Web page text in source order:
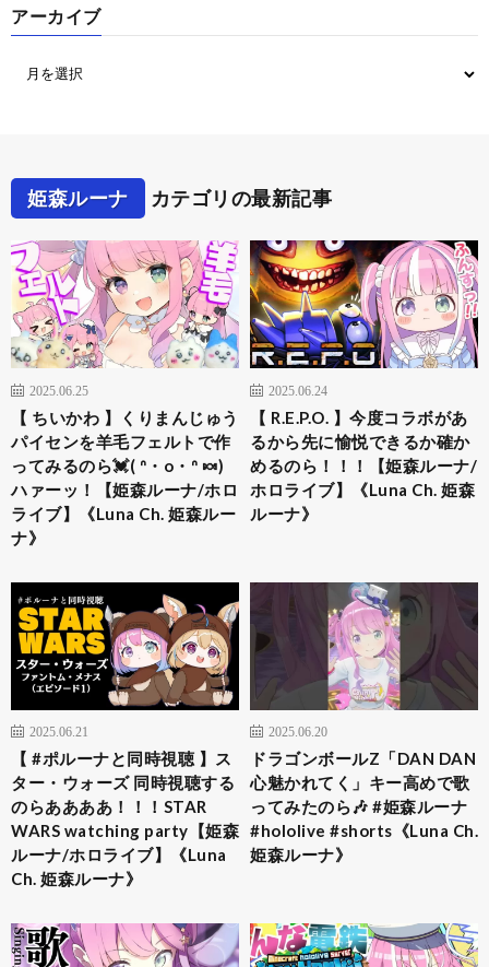
アーカイブ
姫森ルーナ カテゴリの最新記事
2025.06.25
【 ちいかわ 】くりまんじゅう
パイセンを羊毛フェルトで作
ってみるのら💓( ᐢ・o・ᐢ 🍬)
ハァーッ！【姫森ルーナ/ホロ
ライブ】《Luna Ch. 姫森ルー
ナ》
2025.06.24
【 R.E.P.O. 】今度コラボがあ
るから先に愉悦できるか確か
めるのら！！！【姫森ルーナ/
ホロライブ】《Luna Ch. 姫森
ルーナ》
2025.06.21
【 #ポルーナと同時視聴 】ス
ター・ウォーズ 同時視聴する
のらああああ！！！STAR
WARS watching party【姫森
ルーナ/ホロライブ】《Luna
Ch. 姫森ルーナ》
2025.06.20
ドラゴンボールZ「DAN DAN
心魅かれてく」キー高めで歌
ってみたのら🎶 #姫森ルーナ
#hololive #shorts《Luna Ch.
姫森ルーナ》